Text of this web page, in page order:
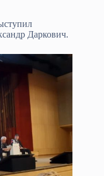
Даркович.